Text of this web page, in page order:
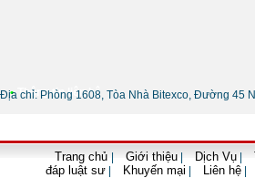
• Thông tin liên hệ
Địa chỉ: Phòng 1608, Tòa Nhà Bitexco, Đường 45
Trang chủ Giới thiệu Dịch Vụ
đáp luật sư
Khuyến mại Liên hệ